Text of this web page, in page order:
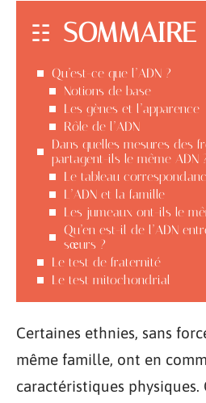
SOMMAIRE
Qu’est-ce que l’ADN ?
Notions de base
Les gènes et l’apparence
Rôle de l’ADN
Dans quelles mesures des
partagent-ils le même ADN
Le tableau
L’ADN et la famille
Les jumeaux ont-ils le
Qu’en est-il de l’ADN
sœurs ?
Le test de fraternité
Le test mitochondrial
Certaines ethnies, sans
même famille, ont en
caractéristiques